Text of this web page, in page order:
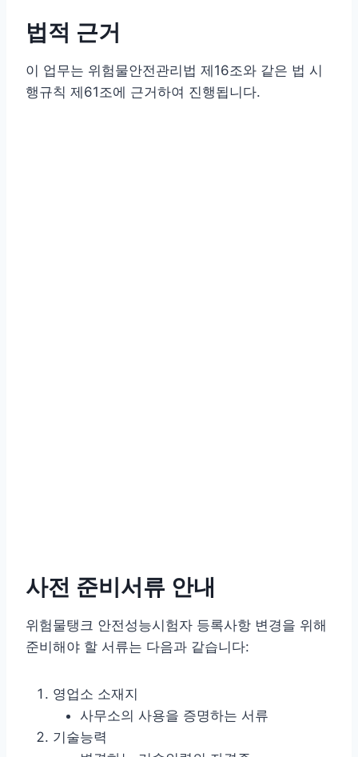
법적 근거
이 업무는 위험물안전관리법 제16조와 같은 법 시
행규칙 제61조에 근거하여 진행됩니다.
사전 준비서류 안내
위험물탱크 안전성능시험자 등록사항 변경을 위해
준비해야 할 서류는 다음과 같습니다:
영업소 소재지
사무소의 사용을 증명하는 서류
기술능력